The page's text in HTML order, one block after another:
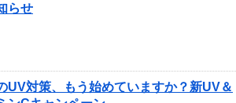
らせ
UV対策、もう始めていますか？新UV＆